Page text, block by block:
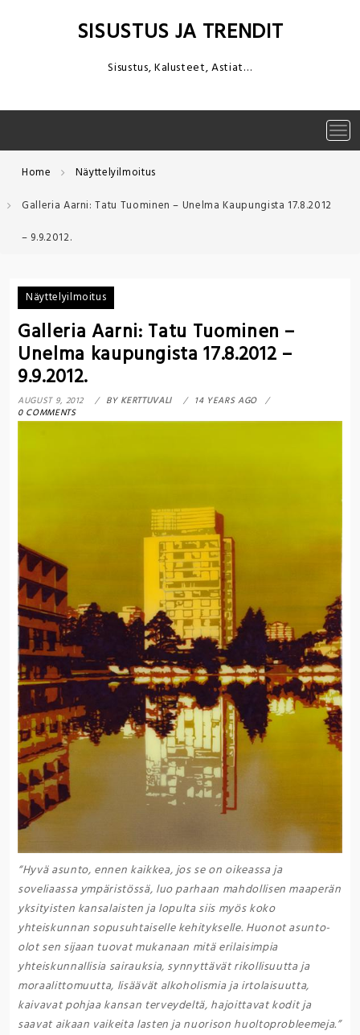
SISUSTUS JA TRENDIT
Sisustus, Kalusteet, Astiat…
Home
Näyttelyilmoitus
Galleria Aarni: Tatu Tuominen – Unelma Kaupungista 17.8.2012
– 9.9.2012.
Näyttelyilmoitus
Galleria Aarni: Tatu Tuominen –
Unelma kaupungista 17.8.2012 –
9.9.2012.
AUGUST 9, 2012 BY KERTTUVALI
14 YEARS AGO
0 COMMENTS
“Hyvä asunto, ennen kaikkea, jos se on oikeassa ja
soveliaassa ympäristössä, luo parhaan mahdollisen maaperän
yksityisten kansalaisten ja lopulta siis myös koko
yhteiskunnan sopusuhtaiselle kehitykselle. Huonot asunto-
olot sen sijaan tuovat mukanaan mitä erilaisimpia
yhteiskunnallisia sairauksia, synnyttävät rikollisuutta ja
moraalittomuutta, lisäävät alkoholismia ja irtolaisuutta,
kaivavat pohjaa kansan terveydeltä, hajoittavat kodit ja
saavat aikaan vaikeita lasten ja nuorison huoltoprobleemeja.”